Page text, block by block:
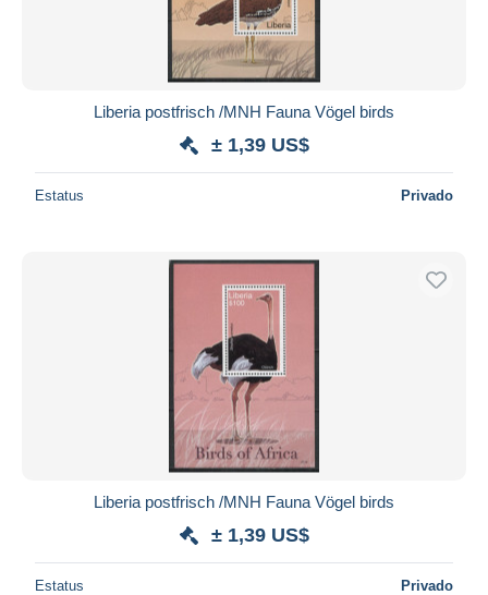
Liberia postfrisch /MNH Fauna Vögel birds
± 1,39 US$
Estatus Privado
Liberia postfrisch /MNH Fauna Vögel birds
± 1,39 US$
Estatus Privado